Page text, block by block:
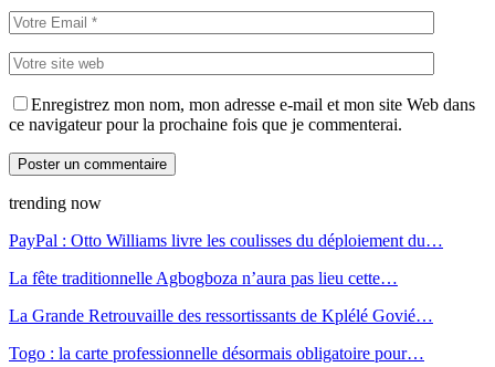
Enregistrez mon nom, mon adresse e-mail et mon site Web dans
ce navigateur pour la prochaine fois que je commenterai.
trending now
PayPal : Otto Williams livre les coulisses du déploiement du…
La fête traditionnelle Agbogboza n’aura pas lieu cette…
La Grande Retrouvaille des ressortissants de Kplélé Govié…
Togo : la carte professionnelle désormais obligatoire pour…